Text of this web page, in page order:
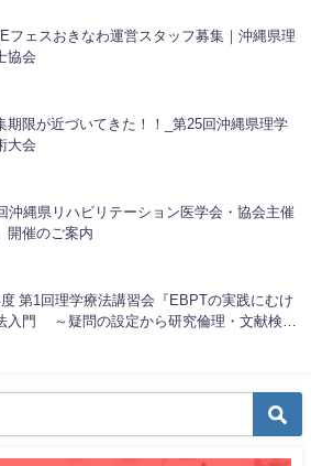
フェスおきなわ運営スタッフ募集｜沖縄県理
協会
期限が近づいてきた！！_第25回沖縄県理学
大会
沖縄県リハビリテーション医学会・協会主催
開催のご案内
第1回理学療法講習会『EBPTの実践にむけ
入門 ～疑問の設定から研究倫理・文献検索